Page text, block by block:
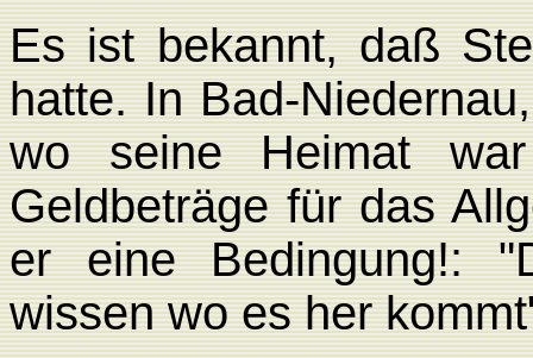
Es ist bekannt, daß
hatte. In Bad-
wo seine Heimat
Geldbeträge für das
er eine Bedingung!:
wissen wo es her